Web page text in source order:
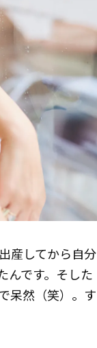
産してから自分
んです。そした
呆然（笑）。す